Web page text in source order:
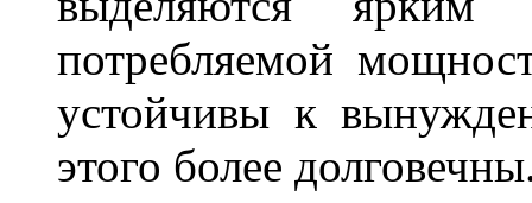
потребляемой
устойчивы к
этого более